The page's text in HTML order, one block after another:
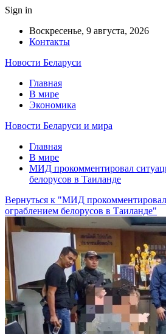
Sign in
Воскресенье, 9 августа, 2026
Контакты
Новости Беларуси
Главная
В мире
Экономика
Новости Беларуси и мира
Главная
В мире
МИД прокомментировал
белорусов в Таиланде
Вернуться к "МИД
ограблением белорусов в Таиланде"